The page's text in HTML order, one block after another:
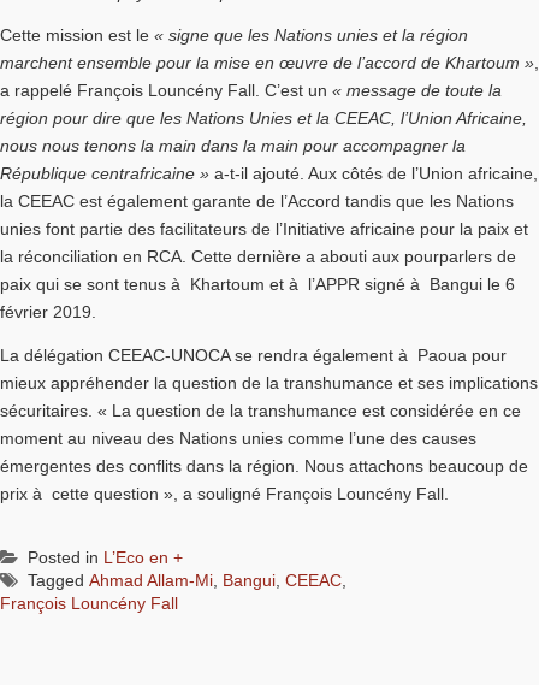
Cette mission est le « signe que les Nations unies et la région
marchent ensemble pour la mise en œuvre de l’accord de Khartoum »
a rappelé François Louncény Fall. C’est un « message de toute la
région pour dire que les Nations Unies et la CEEAC, l’Union Africaine,
nous nous tenons la main dans la main pour accompagner la
République centrafricaine » a-t-il ajouté. Aux côtés de l’Union africaine,
la CEEAC est également garante de l’Accord tandis que les Nations
unies font partie des facilitateurs de l’Initiative africaine pour la paix et
la réconciliation en RCA. Cette dernière a abouti aux pourparlers de
paix qui se sont tenus à Khartoum et à l’APPR signé à Bangui le 6
février 2019.
La délégation CEEAC-UNOCA se rendra également à Paoua pour
mieux appréhender la question de la transhumance et ses implications
sécuritaires. « La question de la transhumance est considérée en ce
moment au niveau des Nations unies comme l’une des causes
émergentes des conflits dans la région. Nous attachons beaucoup de
prix à cette question », a souligné François Louncény Fall.
Posted in L’Eco en +
Tagged Ahmad Allam-Mi, Bangui, CEEAC,
François Louncény Fall